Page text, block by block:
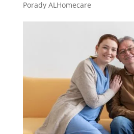
Porady ALHomecare